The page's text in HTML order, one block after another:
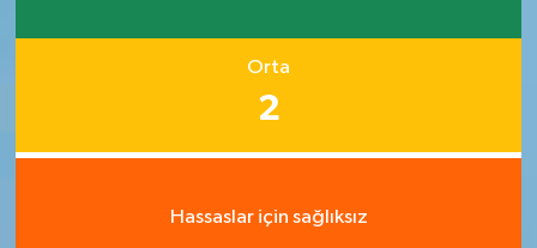
Orta
2
Hassaslar için sağlıksız